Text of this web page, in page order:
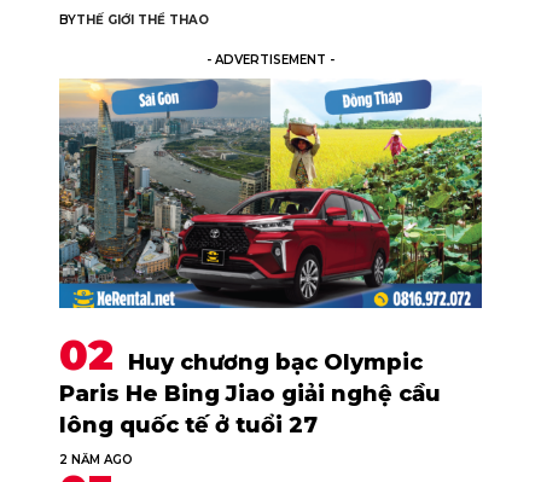
BYTHẾ GIỚI THỂ THAO
- ADVERTISEMENT -
Huy chương bạc Olympic
Paris He Bing Jiao giải nghệ cầu
lông quốc tế ở tuổi 27
2 NĂM AGO